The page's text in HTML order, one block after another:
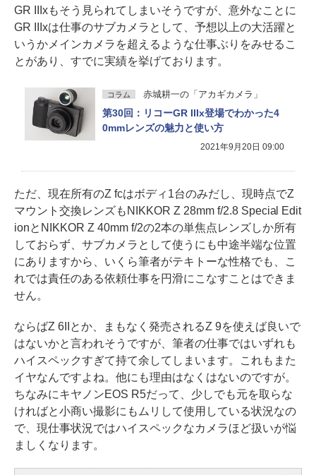
GR IIIxもそう見られてしまいそうですが、意外なことに
GR IIIxは仕事のサブカメラとして、予想以上の大活躍と
いうかメインカメラを超えるような仕事ぶりをみせるこ
とがあり、すでに実績を挙げております。
コラム 赤城耕一の「アカギカメラ」
第30回：リコーGR IIIx登場でわかった4
0mmレンズの魅力と使い方
2021年9月20日 09:00
ただ、現在所有のZ fcはボディ1台のみだし、現時点でZ
マウント交換レンズもNIKKOR Z 28mm f/2.8 Special Edit
ionとNIKKOR Z 40mm f/2の2本の単焦点レンズしか所有
しておらず、サブカメラとして使うにも中途半端な位置
にありますから、いくら筆者がテキトーな性格でも、こ
れでは責任のある依頼仕事を円滑にこなすことはできま
せん。
ならばZ 6IIとか、まもなく発売されるZ 9を使えば良いで
はないかと言われそうですが、筆者の仕事ではいずれも
ハイスペックすぎて持て余してしまいます。これもまた
イヤなんですよね。他にも理由はなくはないのですが。
ちなみにキヤノンEOS R5だって、少しでも元を取らな
ければと小商い撮影にもムリして使用している状況なの
で、現仕事状況ではハイスペックなカメラほど扱いが悩
ましくなります。